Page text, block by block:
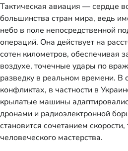
Тактическая авиация — сердце
большинства стран мира, ведь
небо в поле непосредственной
операций. Она действует на
сотен километров, обеспечивая
воздухе, точечные удары по
разведку в реальном времени. В
конфликтах, в частности в
крылатые машины
дронами и радиоэлектронной
становится сочетанием скорости,
человеческого мастерства.